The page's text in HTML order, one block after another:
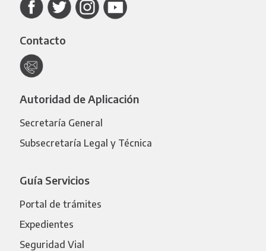
Contacto
Autoridad de Aplicación
Secretaría General
Subsecretaría Legal y Técnica
Guía Servicios
Portal de trámites
Expedientes
Seguridad Vial